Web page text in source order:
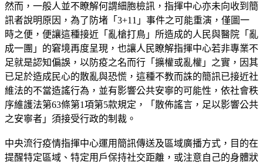
然而，一般人並不瞭解何謂細胞檢訊，指揮中心亦未向收到簡
訊者說明原因，為了防堵「3+11」事件之可能重演，僅圖一
時之便，便讓這種接近「亂槍打鳥」所造成的人民與醫院「亂
成一團」的窘境再度呈現，也讓人民瞭解指揮中心若非專業不
足就是認知偏誤，以防疫之名而行「擴權或亂權」之實，因其
已足於造成民心的散亂與恐慌，這種不教而誅的簡訊已接近社
維法的不當造謠行為，並有影響公共安寧的可能性，依社會秩
序維護法第63條第1項第5款規定，「散佈謠言，足以影響公共
之安寧者」須接受行政的制裁。
中央流行疫情指揮中心運用簡訊傳送及區域廣播方式，目的在
提醒特定區域、特定用戶保持社交距離，或注意自己的身體狀